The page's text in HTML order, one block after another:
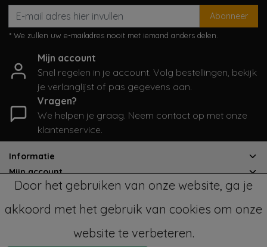
Abonneer
* We zullen uw e-mailadres nooit met iemand anders delen.
Mijn account
Snel regelen in je account. Volg bestellingen, bekijk
je verlanglijst of pas gegevens aan.
Vragen?
We helpen je graag. Neem contact op met onze
klantenservice.
Informatie
Mijn account
Categorieën
Contactgegevens
© Copyright 2026 - SampleSale4Kids | RealisatieInStijl Media
Door het gebruiken van onze website, ga je
akkoord met het gebruik van cookies om onze
website te verbeteren.